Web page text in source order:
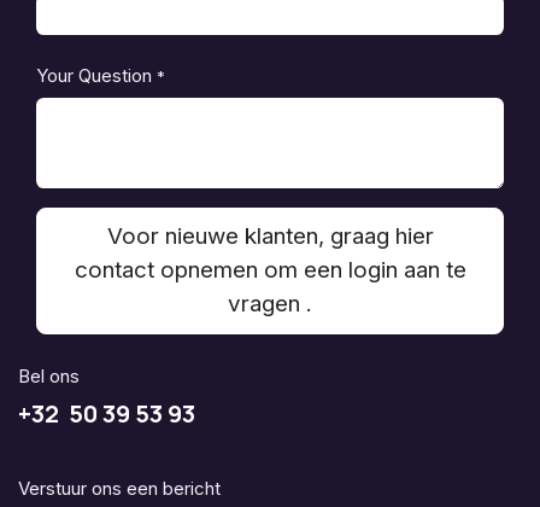
Your Question *
Voor nieuwe klanten, graag hier
contact opnemen om een login aan te
vragen .
Bel ons
+32 50 39 53 93
Verstuur ons een bericht